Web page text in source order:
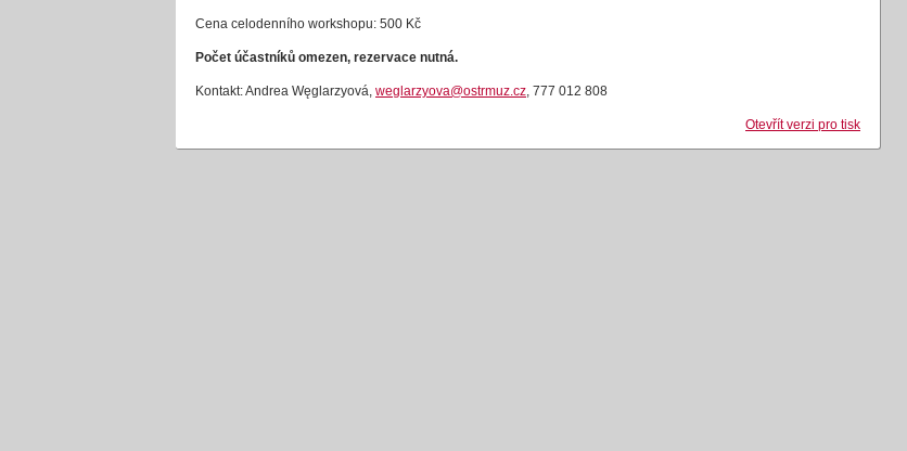
Cena celodenního workshopu: 500 Kč
Počet účastníků omezen, rezervace nutná.
Kontakt: Andrea Węglarzyová, weglarzyova@ostrmuz.cz, 777 012 808
Otevřít verzi pro tisk